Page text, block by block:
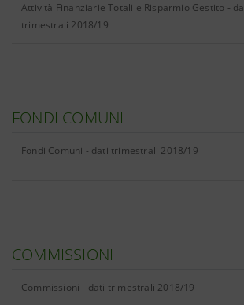
Attività Finanziarie Totali e Risparmio Gestito -
trimestrali 2018/19
FONDI COMUNI
Fondi Comuni - dati trimestrali 2018/19
COMMISSIONI
Commissioni - dati trimestrali 2018/19